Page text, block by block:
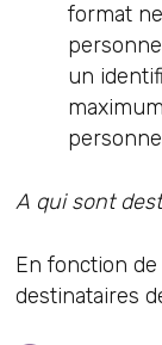
format
un
A qui sont
En fonction
destinataires